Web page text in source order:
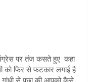
पर तंज कसते हुए कहा
को फिर से फटकार लगाई है